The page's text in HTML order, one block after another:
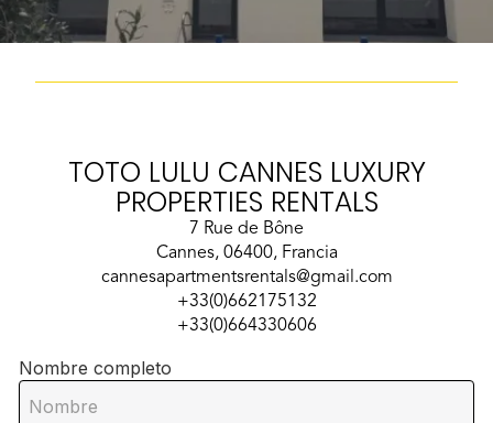
TOTO LULU CANNES LUXURY
PROPERTIES RENTALS
7 Rue de Bône
Cannes, 06400, Francia
cannesapartmentsrentals@gmail.com
+33(0)662175132
+33(0)664330606
Nombre completo